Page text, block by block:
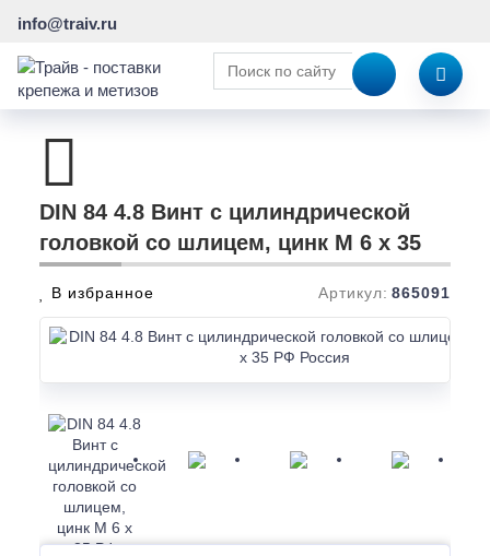
info@traiv.ru
DIN 84 4.8 Винт с цилиндрической
головкой со шлицем, цинк M 6 x 35
В избранное Артикул: 865091